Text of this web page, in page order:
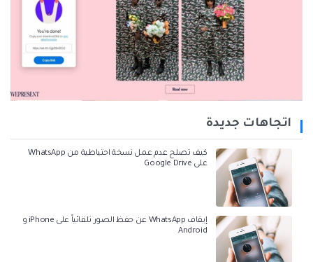
اتجاهات جديدة
كيف تصلح عدم عمل نسخة احتياطية من WhatsApp
على Google Drive
إيقاف WhatsApp عن حفظ الصور تلقائياً على iPhone و
Android